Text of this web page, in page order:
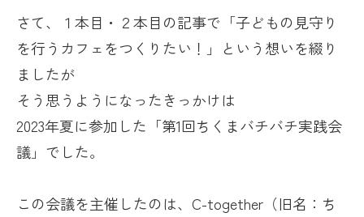
さて、１本目・２本目の記事で「子どもの見守り
を行うカフェをつくりたい！」という想いを綴り
ましたが
そう思うようになったきっかけは
2023年夏に参加した「第1回ちくまバチバチ実践会
議」でした。
この会議を主催したのは、 C-together （旧名：ち